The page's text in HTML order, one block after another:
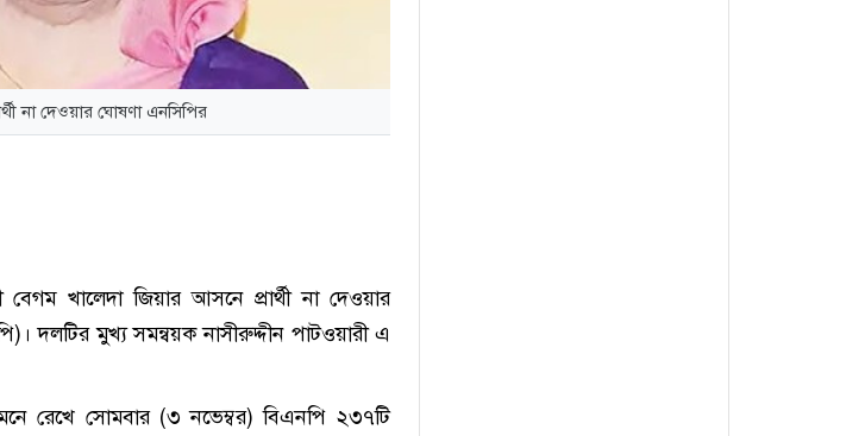
না দেওয়ার ঘোষণা এনসিপির
বেগম খালেদা জিয়ার আসনে প্রার্থী না দেওয়ার
দলটির মুখ্য সমন্বয়ক নাসীরুদ্দীন পাটওয়ারী এ
রেখে সোমবার (৩ নভেম্বর) বিএনপি ২৩৭টি